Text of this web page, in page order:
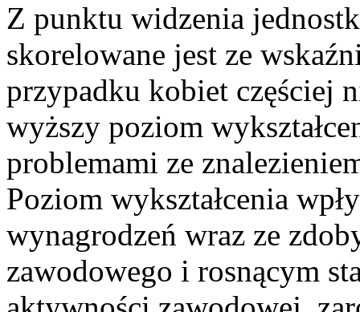
Z punktu widzenia
skorelowane jest ze
przypadku kobiet częściej
wyższy poziom
problemami ze
Poziom wykształcenia
wynagrodzeń wraz ze
zawodowego i rosnącym